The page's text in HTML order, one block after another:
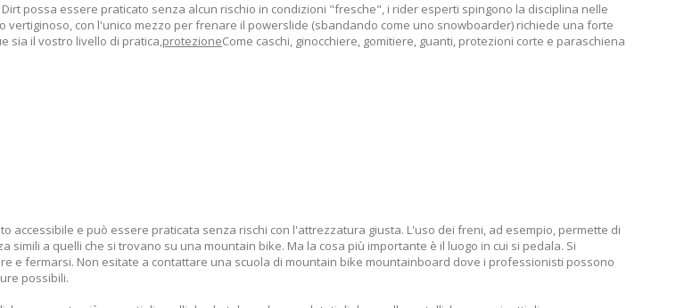
possa essere praticato senza alcun rischio in condizioni "fresche", i rider esperti spingono la disciplina nelle
con l'unico mezzo per frenare il powerslide (sbandando come uno snowboarder) richiede una forte
sia il vostro livello di pratica,protezioneCome caschi, ginocchiere, gomitiere, guanti, protezioni corte e paraschiena
e può essere praticata senza rischi con l'attrezzatura giusta. L'uso dei freni, ad esempio, permette di
simili a quelli che si trovano su una mountain bike. Ma la cosa più importante è il luogo in cui si pedala. Si
e fermarsi. Non esitate a contattare una scuola di mountain bike mountainboard dove i professionisti possono
possibili.